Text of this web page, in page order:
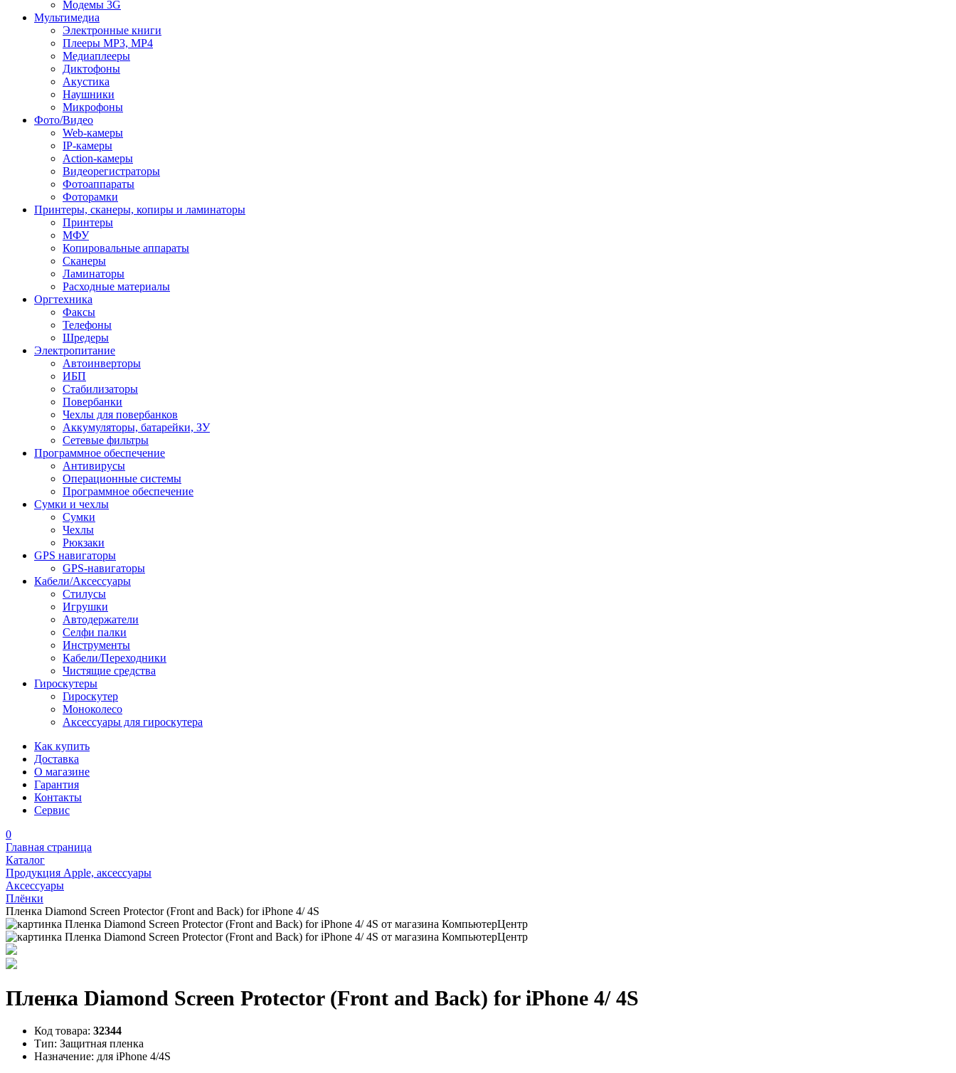
Модемы 3G
Мультимедиа
Электронные книги
Плееры MP3, MP4
Медиаплееры
Диктофоны
Акустика
Наушники
Микрофоны
Фото/Видео
Web-камеры
IP-камеры
Action-камеры
Видеорегистраторы
Фотоаппараты
Фоторамки
Принтеры, сканеры, копиры и ламинаторы
Принтеры
МФУ
Копировальные аппараты
Сканеры
Ламинаторы
Расходные материалы
Оргтехника
Факсы
Телефоны
Шредеры
Электропитание
Автоинверторы
ИБП
Стабилизаторы
Повербанки
Чехлы для повербанков
Аккумуляторы, батарейки, ЗУ
Сетевые фильтры
Программное обеспечение
Антивирусы
Операционные системы
Программное обеспечение
Сумки и чехлы
Сумки
Чехлы
Рюкзаки
GPS навигаторы
GPS-навигаторы
Кабели/Аксессуары
Стилусы
Игрушки
Автодержатели
Селфи палки
Инструменты
Кабели/Переходники
Чистящие средства
Гироскутеры
Гироскутер
Моноколесо
Аксессуары для гироскутера
Как купить
Доставка
О магазине
Гарантия
Контакты
Сервис
0
Главная страница
Каталог
Продукция Apple, аксессуары
Аксессуары
Плёнки
Пленка Diamond Screen Protector (Front and Back) for iPhone 4/ 4S
Пленка Diamond Screen Protector (Front and Back) for iPhone 4/ 4S
Код товара: 32344
Тип: Защитная пленка
Назначение: для iPhone 4/4S